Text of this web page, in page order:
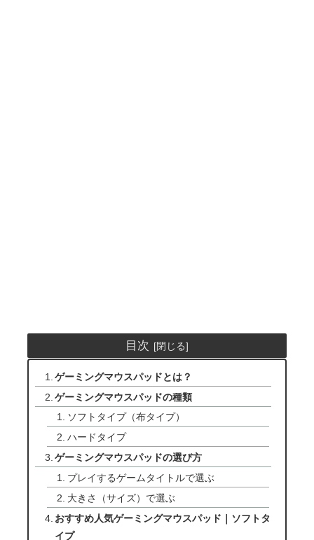
目次
ゲーミングマウスパッドとは？
ゲーミングマウスパッドの種類
ソフトタイプ（布タイプ）
ハードタイプ
ゲーミングマウスパッドの選び方
プレイするゲームタイトルで選ぶ
大きさ（サイズ）で選ぶ
おすすめ人気ゲーミングマウスパッド｜ソフトタ
イプ